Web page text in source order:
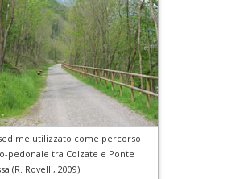
utilizzato come percorso
pedonale tra Colzate e Ponte
(R. Rovelli, 2009)